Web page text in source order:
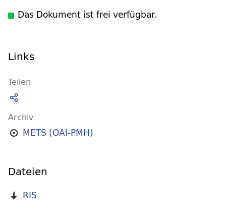
Das Dokument ist frei verfügbar.
Links
Teilen
Archiv
METS (OAI-PMH)
Dateien
RIS